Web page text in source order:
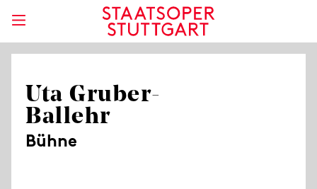
Uta Gruber-
Ballehr
Bühne